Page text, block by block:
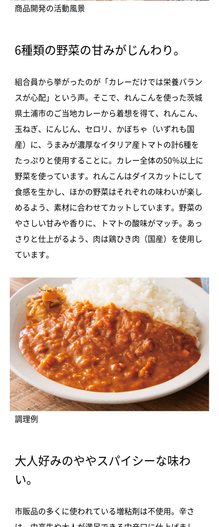
商品開発の活動風景
6種類の野菜の甘みがじんわり。
組合員から挙がったのが「カレーだけでは栄養バラン
スが心配」という声。そこで、れんこんを使った茨城
県土浦市のご当地カレーから着想を得て、れんこん、
玉ねぎ、にんじん、セロリ、かぼちゃ（いずれも国
産）に、うまみが濃厚なイタリア産トマトの計6種を
たっぷりと使用することに。カレー全体の50％以上に
野菜を使っています。れんこんはダイスカットにして
食感を生かし、ほかの野菜はそれぞれの味わいが楽し
めるよう、素材に合わせてカットしています。野菜の
やさしい甘みや香りに、トマトの酸味がマッチ。あっ
さりと仕上がるよう、肉は鶏ひき肉（国産）を使用し
ています。
調理例
大人好みのややスパイシーな味わ
い。
市販品の多くに使われている増粘剤は不使用。辛さ